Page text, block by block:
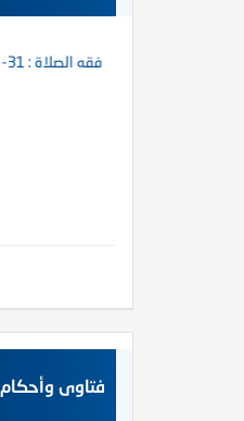
فقه الصلاة : 31- أحكام سجود التلاوة
فتاوى وأحكام